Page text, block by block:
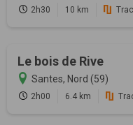
2h30 10 km
Le bois de Rive
Santes, Nord (59)
2h00 6.4 km